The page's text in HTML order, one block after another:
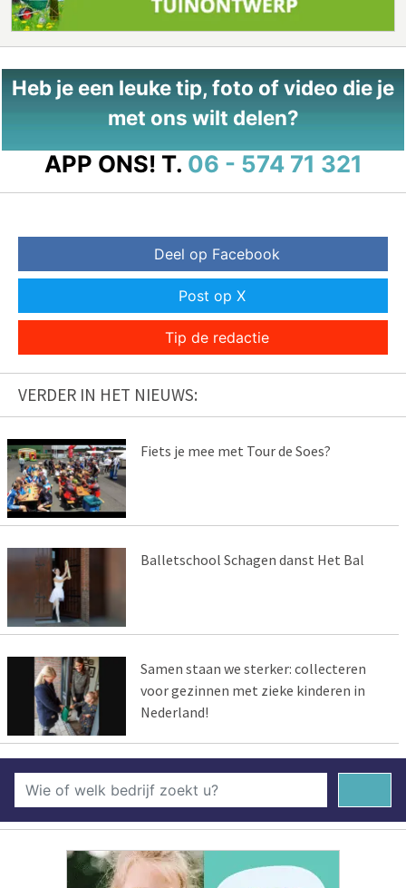
Heb je een leuke tip, foto of video die je
met ons wilt delen?
APP ONS! T. 06 - 574 71 321
Deel op Facebook
Post op X
Tip de redactie
VERDER IN HET NIEUWS:
Fiets je mee met Tour de Soes?
Balletschool Schagen danst Het Bal
Samen staan we sterker: collecteren
voor gezinnen met zieke kinderen in
Nederland!